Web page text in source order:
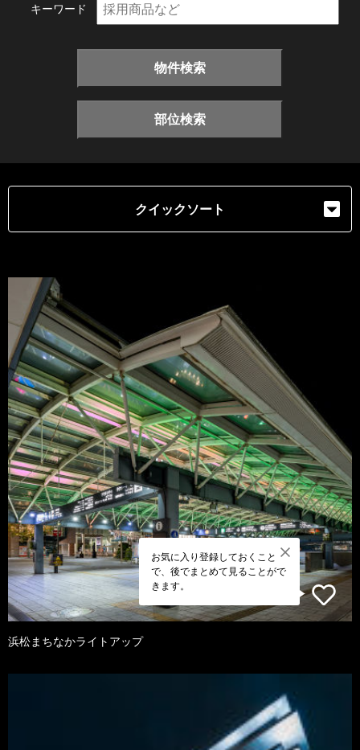
キーワード
物件検索
部位検索
クイックソート
お気に入り登録しておくこと
で、後でまとめて見ることがで
きます。
浜松まちなかライトアップ